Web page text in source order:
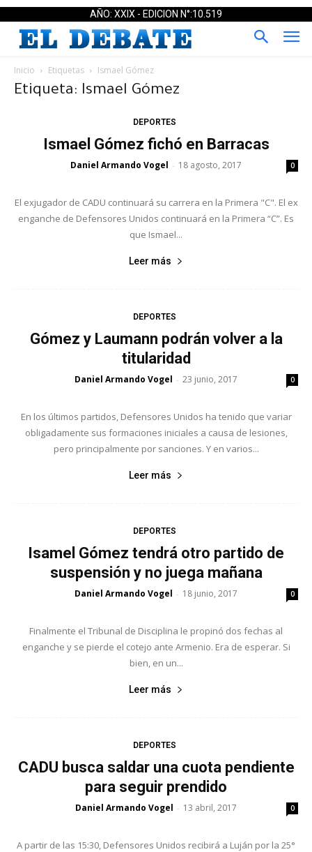
AÑO: XXIX - EDICION N°:10.519
Inicio Etiquetas Ismael Gómez
Etiqueta: Ismael Gómez
DEPORTES
Ismael Gómez fichó en Barracas
Daniel Armando Vogel - 18 agosto, 2017 0
El exjugador de CADU continuará su carrera en la Primera "C". El ex
enganche de Defensores Unidos continuará en la Primera “C”. Es
que Ismael...
Leer más
DEPORTES
Gómez y Laumann podrán volver a la
titularidad
Daniel Armando Vogel - 23 junio, 2017 0
En los últimos partidos, Defensores Unidos ha tenido que variar
obligadamente sus formaciones iniciales a causa de lesiones,
pero principalmente por sanciones. Y en varios...
Leer más
DEPORTES
Isamel Gómez tendrá otro partido de
suspensión y no juega mañana
Daniel Armando Vogel - 18 junio, 2017 0
Finalmente el Tribunal de Disciplina le propinó dos fechas al
enganche y se pierde el cotejo ante Armenio. Era de esperar. Si
bien, en un...
Leer más
DEPORTES
CADU busca saldar una cuota pendiente
para seguir prendido
Daniel Armando Vogel - 13 abril, 2017 0
A partir de las 15:30, Defensores Unidos recibirá a Luján por la 25°